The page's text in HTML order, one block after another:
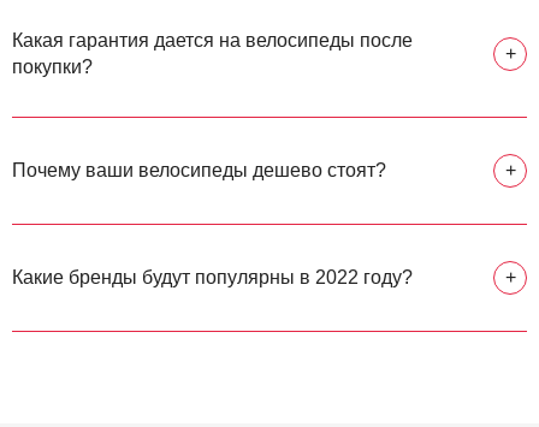
Какая гарантия дается на велосипеды после
покупки?
+
Почему ваши велосипеды дешево стоят? +
Какие бренды будут популярны в 2022 году? +